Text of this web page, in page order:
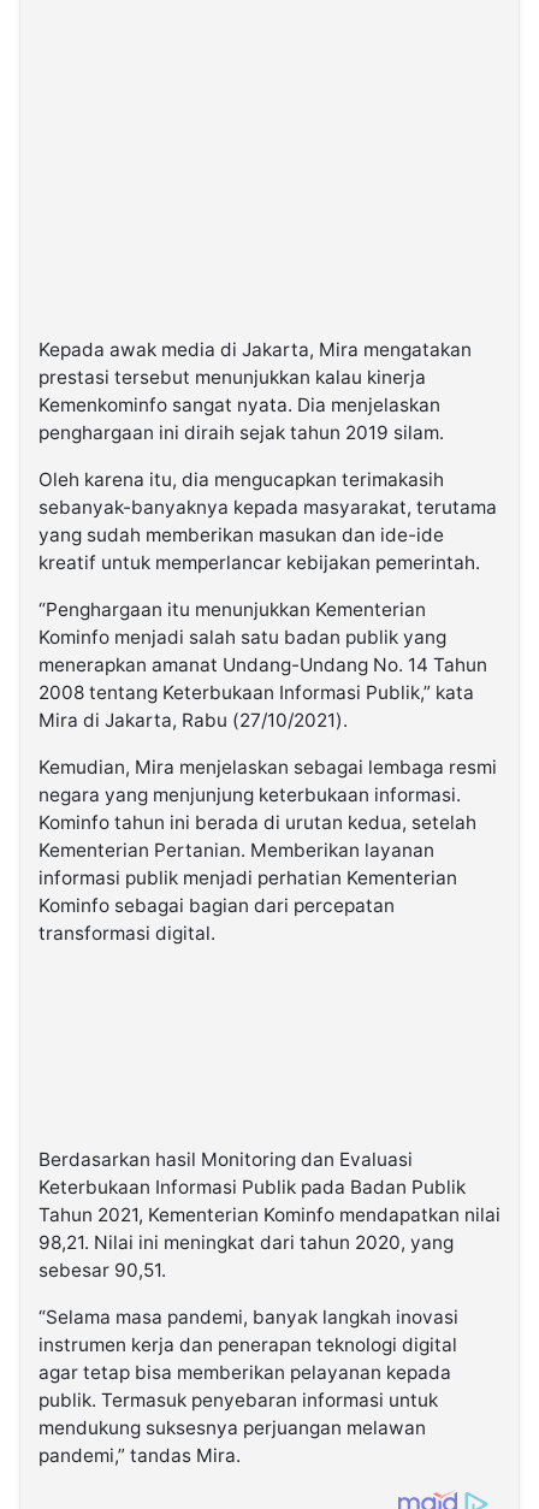
Kepada awak media di Jakarta, Mira mengatakan
prestasi tersebut menunjukkan kalau kinerja
Kemenkominfo sangat nyata. Dia menjelaskan
penghargaan ini diraih sejak tahun 2019 silam.
Oleh karena itu, dia mengucapkan terimakasih
sebanyak-banyaknya kepada masyarakat, terutama
yang sudah memberikan masukan dan ide-ide
kreatif untuk memperlancar kebijakan pemerintah.
“Penghargaan itu menunjukkan Kementerian
Kominfo menjadi salah satu badan publik yang
menerapkan amanat Undang-Undang No. 14 Tahun
2008 tentang Keterbukaan Informasi Publik,” kata
Mira di Jakarta, Rabu (27/10/2021).
Kemudian, Mira menjelaskan sebagai lembaga resmi
negara yang menjunjung keterbukaan informasi.
Kominfo tahun ini berada di urutan kedua, setelah
Kementerian Pertanian. Memberikan layanan
informasi publik menjadi perhatian Kementerian
Kominfo sebagai bagian dari percepatan
transformasi digital.
Berdasarkan hasil Monitoring dan Evaluasi
Keterbukaan Informasi Publik pada Badan Publik
Tahun 2021, Kementerian Kominfo mendapatkan nilai
98,21. Nilai ini meningkat dari tahun 2020, yang
sebesar 90,51.
“Selama masa pandemi, banyak langkah inovasi
instrumen kerja dan penerapan teknologi digital
agar tetap bisa memberikan pelayanan kepada
publik. Termasuk penyebaran informasi untuk
mendukung suksesnya perjuangan melawan
pandemi,” tandas Mira.